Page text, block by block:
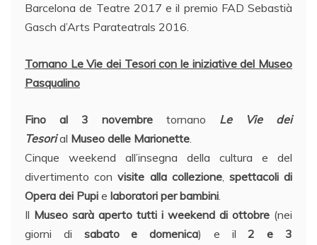
Barcelona de Teatre 2017 e il premio FAD Sebastià
Gasch d’Arts Parateatrals 2016.
Tornano Le Vie dei Tesori con le iniziative del Museo
Pasqualino
Fino al 3 novembre tornano Le Vie dei
Tesorial Museo delle Marionette.
Cinque weekend all’insegna della cultura e del
divertimento convisite alla collezione, spettacoli di
Opera dei Pupi e laboratori per bambini.
Il Museo sarà aperto tutti i weekend di ottobre (nei
giorni di sabato e domenica) e il 2 e 3